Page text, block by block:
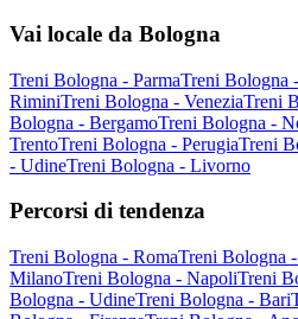
Vai locale da Bologna
Treni Bologna - ParmaTreni Bologna
RiminiTreni Bologna - VeneziaTreni
Bologna - BergamoTreni Bologna -
TrentoTreni Bologna - PerugiaTreni
- UdineTreni Bologna - Livorno
Percorsi di tendenza
Treni Bologna - RomaTreni Bologna
MilanoTreni Bologna - NapoliTreni
Bologna - UdineTreni Bologna - Bari